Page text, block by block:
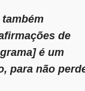
de
é um
para não